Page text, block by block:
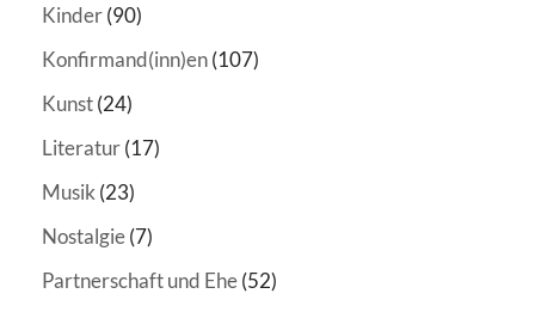
Kinder(90)
Konfirmand(inn)en(107)
Kunst(24)
Literatur(17)
Musik (23)
Nostalgie(7)
Partnerschaft und Ehe(52)